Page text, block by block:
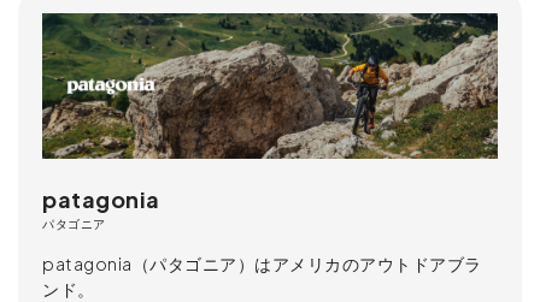
patagonia
パタゴニア
patagonia（パタゴニア）はアメリカのアウトドアブラ
ンド。